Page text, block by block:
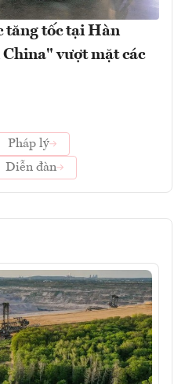
tăng tốc tại Hàn
vượt mặt các
Pháp lý
Diễn đàn